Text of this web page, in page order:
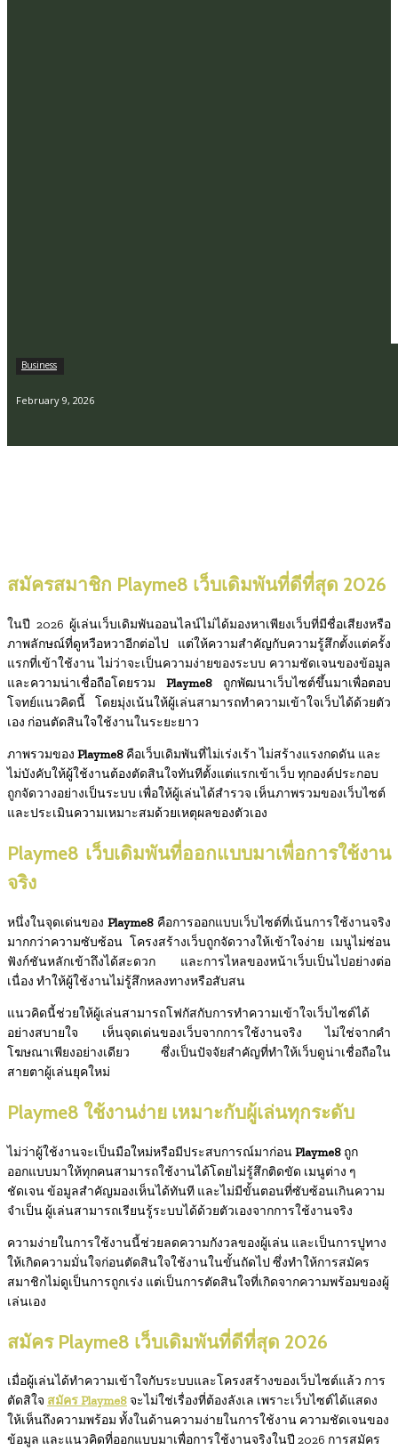
Business
February 9, 2026
สมัครสมาชิก Playme8 เว็บเดิมพันที่ดีที่สุด 2026
ในปี 2026 ผู้เล่นเว็บเดิมพันออนไลน์ไม่ได้มองหาเพียงเว็บที่มีชื่อเสียงหรือ
ภาพลักษณ์ที่ดูหวือหวาอีกต่อไป แต่ให้ความสำคัญกับความรู้สึกตั้งแต่ครั้ง
แรกที่เข้าใช้งาน ไม่ว่าจะเป็นความง่ายของระบบ ความชัดเจนของข้อมูล
และความน่าเชื่อถือโดยรวม Playme8 ถูกพัฒนาเว็บไซต์ขึ้นมาเพื่อตอบ
โจทย์แนวคิดนี้ โดยมุ่งเน้นให้ผู้เล่นสามารถทำความเข้าใจเว็บได้ด้วยตัว
เอง ก่อนตัดสินใจใช้งานในระยะยาว
ภาพรวมของ Playme8 คือเว็บเดิมพันที่ไม่เร่งเร้า ไม่สร้างแรงกดดัน และ
ไม่บังคับให้ผู้ใช้งานต้องตัดสินใจทันทีตั้งแต่แรกเข้าเว็บ ทุกองค์ประกอบ
ถูกจัดวางอย่างเป็นระบบ เพื่อให้ผู้เล่นได้สำรวจ เห็นภาพรวมของเว็บไซต์
และประเมินความเหมาะสมด้วยเหตุผลของตัวเอง
Playme8 เว็บเดิมพันที่ออกแบบมาเพื่อการใช้งาน
จริง
หนึ่งในจุดเด่นของ Playme8 คือการออกแบบเว็บไซต์ที่เน้นการใช้งานจริง
มากกว่าความซับซ้อน โครงสร้างเว็บถูกจัดวางให้เข้าใจง่าย เมนูไม่ซ่อน
ฟังก์ชันหลักเข้าถึงได้สะดวก และการไหลของหน้าเว็บเป็นไปอย่างต่อ
เนื่อง ทำให้ผู้ใช้งานไม่รู้สึกหลงทางหรือสับสน
แนวคิดนี้ช่วยให้ผู้เล่นสามารถโฟกัสกับการทำความเข้าใจเว็บไซต์ได้
อย่างสบายใจ เห็นจุดเด่นของเว็บจากการใช้งานจริง ไม่ใช่จากคำ
โฆษณาเพียงอย่างเดียว ซึ่งเป็นปัจจัยสำคัญที่ทำให้เว็บดูน่าเชื่อถือใน
สายตาผู้เล่นยุคใหม่
Playme8 ใช้งานง่าย เหมาะกับผู้เล่นทุกระดับ
ไม่ว่าผู้ใช้งานจะเป็นมือใหม่หรือมีประสบการณ์มาก่อนPlayme8 ถูก
ออกแบบมาให้ทุกคนสามารถใช้งานได้โดยไม่รู้สึกติดขัด เมนูต่าง ๆ
ชัดเจน ข้อมูลสำคัญมองเห็นได้ทันที และไม่มีขั้นตอนที่ซับซ้อนเกินความ
จำเป็น ผู้เล่นสามารถเรียนรู้ระบบได้ด้วยตัวเองจากการใช้งานจริง
ความง่ายในการใช้งานนี้ช่วยลดความกังวลของผู้เล่น และเป็นการปูทาง
ให้เกิดความมั่นใจก่อนตัดสินใจใช้งานในขั้นถัดไป ซึ่งทำให้การสมัคร
สมาชิกไม่ดูเป็นการถูกเร่ง แต่เป็นการตัดสินใจที่เกิดจากความพร้อมของผู้
เล่นเอง
สมัคร Playme8 เว็บเดิมพันที่ดีที่สุด 2026
เมื่อผู้เล่นได้ทำความเข้าใจกับระบบและโครงสร้างของเว็บไซต์แล้ว การ
ตัดสิใจ สมัครPlayme8จะไม่ใช่เรื่องที่ต้องลังเล เพราะเว็บไซต์ได้แสดง
ให้เห็นถึงความพร้อม ทั้งในด้านความง่ายในการใช้งาน ความชัดเจนของ
ข้อมูล และแนวคิดที่ออกแบบมาเพื่อการใช้งานจริงในปี 2026 การสมัคร